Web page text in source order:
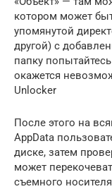
котором может
упомянутой
другой) с
папку
окажется
Unlocker
После этого на
AppData
диске, затем
может
съемного